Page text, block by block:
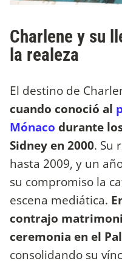
Charlene y su
la realeza
El destino de
cuando conoció al
Mónaco durante
Sidney en 2000. Su
hasta 2009, y un
su compromiso la
escena mediática.
contrajo
ceremonia en el
consolidando su